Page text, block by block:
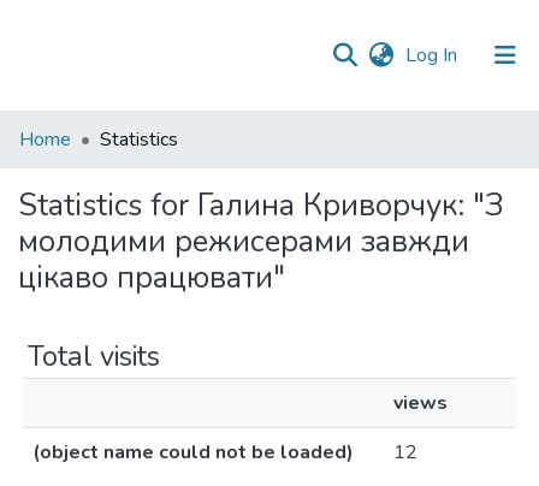
Log In (current)
Communities
Collections
All of DSpace
Home Statistics
Statistics for Галина Криворчук: "З
молодими режисерами завжди
цікаво працювати"
Total visits
views
(object name could not be loaded)
12